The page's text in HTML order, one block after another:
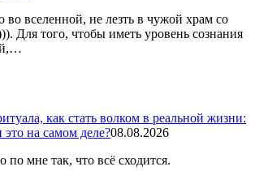
во вселенной, не лезть в чужой храм со
Для того, чтобы иметь уровень сознания
как стать волком в реальной жизни:
на самом деле?08.08.2026
по мне так, что всё сходится.